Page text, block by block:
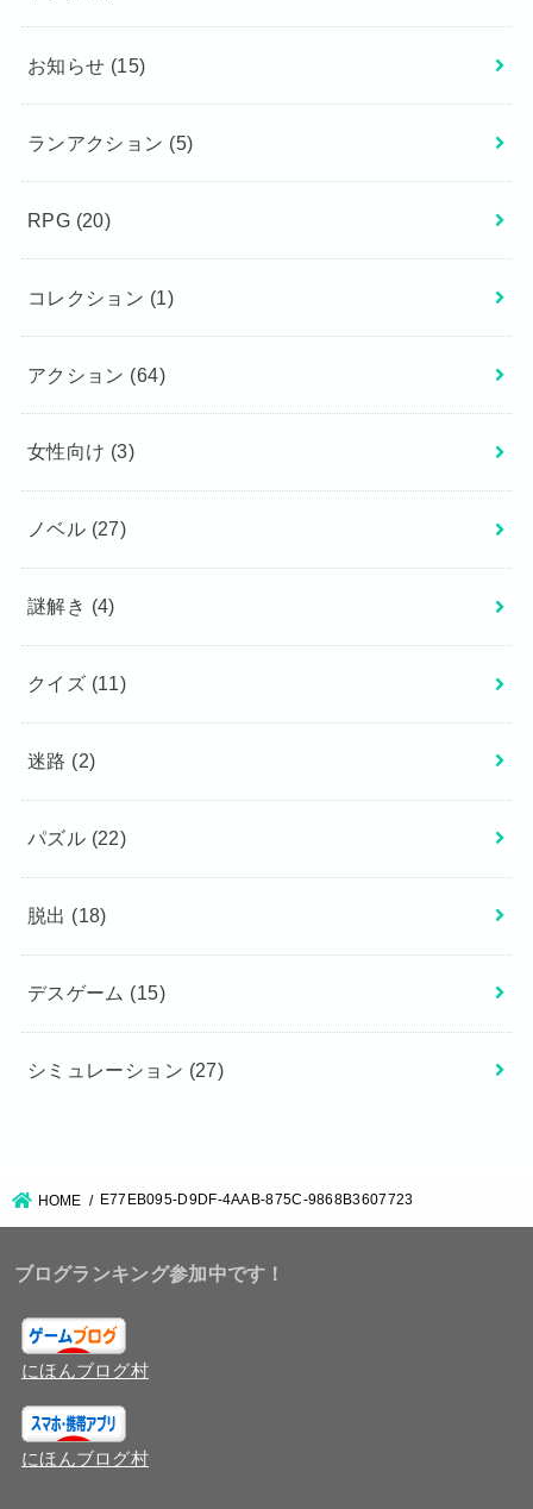
お知らせ (15)
ランアクション (5)
RPG (20)
コレクション (1)
アクション (64)
女性向け (3)
ノベル (27)
謎解き (4)
クイズ (11)
迷路 (2)
パズル (22)
脱出 (18)
デスゲーム (15)
シミュレーション (27)
HOME E77EB095-D9DF-4AAB-875C-9868B3607723
ブログランキング参加中です！
にほんブログ村
にほんブログ村